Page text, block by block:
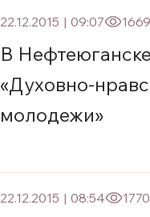
22.12.2015 | 09:07 1669
В
«Духовно-
молодежи»
22.12.2015 | 08:54 1770